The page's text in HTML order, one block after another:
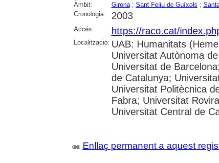
Àmbit:
Girona; Sant Feliu de Guíxols ;
Cronologia:
2003
Accés: https://raco.cat/
Localització: UAB: Humanitats
Universitat Autònoma
Universitat de
de Catalunya;
Universitat Politècnica
Fabra; Universitat
Universitat Central de
Enllaç permanent a aquest